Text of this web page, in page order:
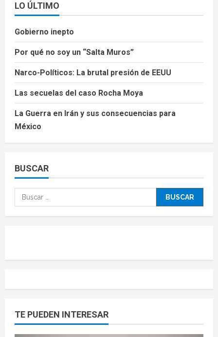
LO ÚLTIMO
Gobierno inepto
Por qué no soy un “Salta Muros”
Narco-Políticos: La brutal presión de EEUU
Las secuelas del caso Rocha Moya
La Guerra en Irán y sus consecuencias para
México
BUSCAR
TE PUEDEN INTERESAR